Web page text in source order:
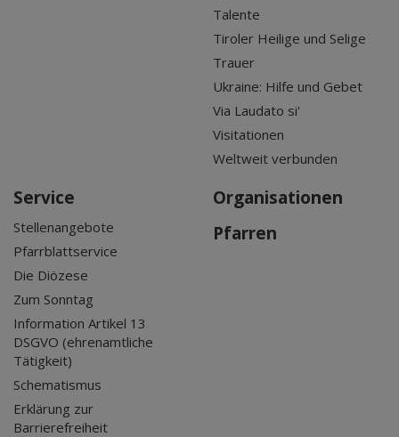
Talente
Tiroler Heilige und Selige
Trauer
Ukraine: Hilfe und Gebet
Via Laudato si'
Visitationen
Weltweit verbunden
Service
Stellenangebote
Pfarrblattservice
Die Diözese
Zum Sonntag
Information Artikel 13
DSGVO (ehrenamtliche
Tätigkeit)
Schematismus
Erklärung zur
Barrierefreiheit
Organisationen
Pfarren